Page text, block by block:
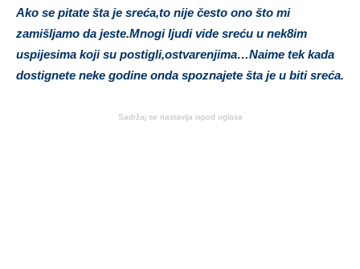
Ako se pitate šta je sreća,to nije često ono što mi
zamišljamo da jeste.Mnogi ljudi vide sreću u nek8im
uspijesima koji su postigli,ostvarenjima…Naime tek kada
dostignete neke godine onda spoznajete šta je u biti sreća.
Sadržaj se nastavlja ispod oglasa